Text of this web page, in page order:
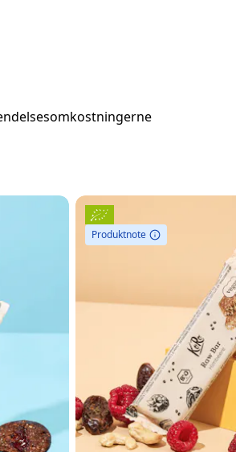
Produktnote